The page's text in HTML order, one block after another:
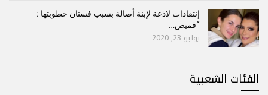
إنتقادات لاذعة لإبنة أصالة بسبب فستان خطوبتها :
“قميص…
يوليو 23, 2020
الفئات الشعبية